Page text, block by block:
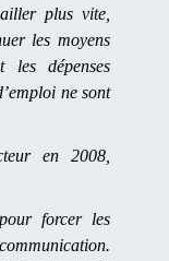
plus vite,
les moyens
les dépenses
ne sont
en 2008,
forcer les